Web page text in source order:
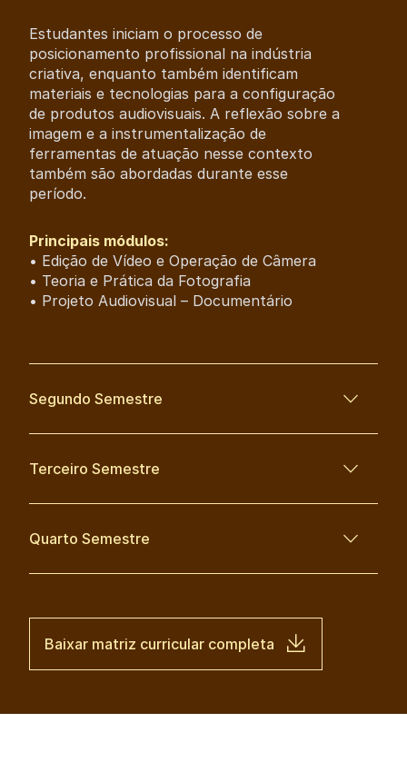
Estudantes iniciam o processo de
posicionamento profissional na indústria
criativa, enquanto também identificam
materiais e tecnologias para a configuração
de produtos audiovisuais. A reflexão sobre a
imagem e a instrumentalização de
ferramentas de atuação nesse contexto
também são abordadas durante esse
período.
Principais módulos:
• Edição de Vídeo e Operação de Câmera
• Teoria e Prática da Fotografia
• Projeto Audiovisual – Documentário
Segundo Semestre
Terceiro Semestre
Quarto Semestre
Baixar matriz curricular completa